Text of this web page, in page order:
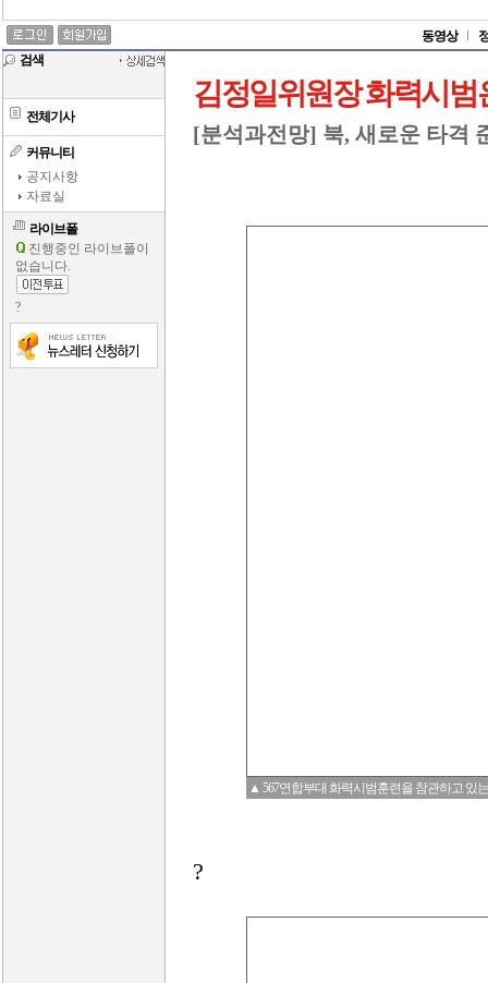
동영상
검색
전체기사
커뮤니티
공지사항
자료실
라이브폴
진행중인 라이브폴이
없습니다.
?
김정일위원장 화력시범
[분석과전망] 북, 새로운 타격
▲ 567연합부대 화력시범훈련을 참관하고 있는
?